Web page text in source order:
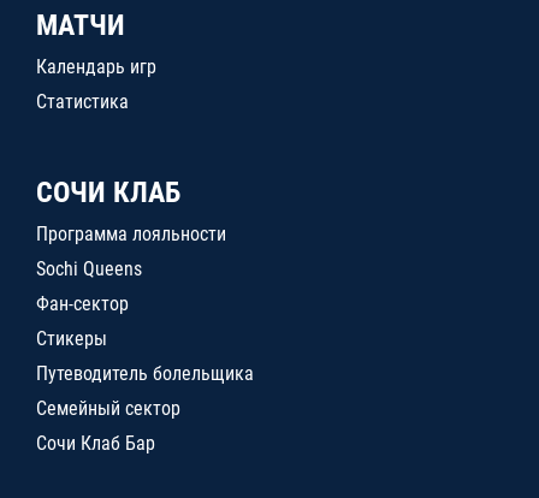
МАТЧИ
Календарь игр
Статистика
СОЧИ КЛАБ
Программа лояльности
Sochi Queens
Фан-сектор
Стикеры
Путеводитель болельщика
Семейный сектор
Сочи Клаб Бар